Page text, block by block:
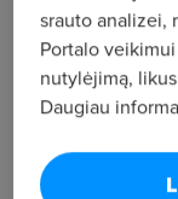
Ieškai
įgyti patirties
skirta Tau!
Tau
srauto analizei,
Portalo
nutylėjimą,
Daugiau